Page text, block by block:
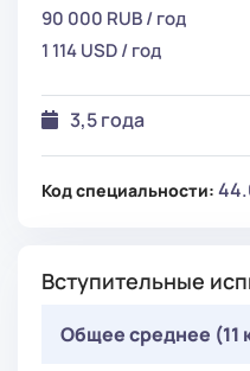
90 000 RUB / год
1 114 USD / год
3,5 года
Код специальности:
Вступительные
Общее среднее (11